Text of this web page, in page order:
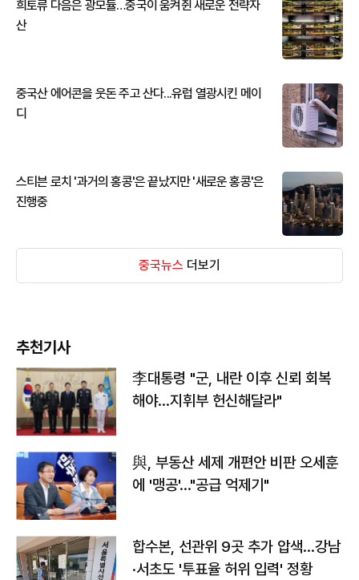
희토류 다음은 광모듈…중국이 움켜쥔 새로운 전략자
산
중국산 에어콘을 웃돈 주고 산다...유럽 열광시킨 메이
디
스티븐 로치 '과거의 홍콩'은 끝났지만 '새로운 홍콩'은
진행중
중국뉴스 더보기
추천기사
李대통령 "군, 내란 이후 신뢰 회복
해야…지휘부 헌신해달라"
與, 부동산 세제 개편안 비판 오세훈
에 '맹공'…"공급 억제기"
합수본, 선관위 9곳 추가 압색…강남
·서초도 '투표율 허위 입력' 정황